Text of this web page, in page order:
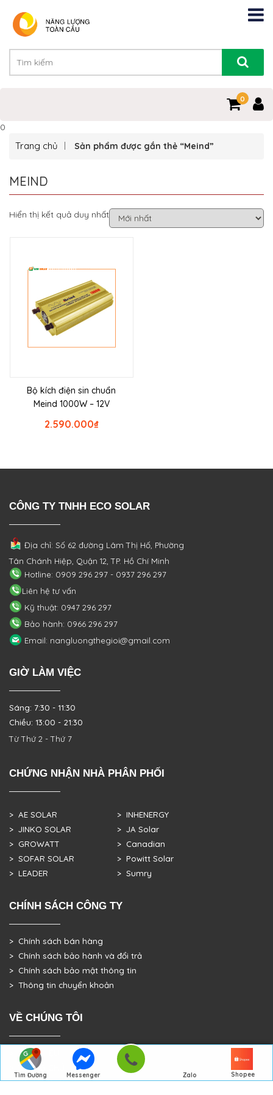
0
Tìm Đường
Messenger
Zalo Shopee
0
Trang chủ Sản phẩm được gắn thẻ “Meind”
MEIND
Hiển thị kết quả duy nhất
Bộ kích điện sin chuẩn
Meind 1000W – 12V
₫
2.590.000
CÔNG TY TNHH ECO SOLAR
Địa chỉ: Số 62 đường Lâm Thị Hố, Phường
Tân Chánh Hiệp, Quận 12, TP. Hồ Chí Minh
Hotline: 0909 296 297 - 0937 296 297
Liên hệ tư vấn
Kỹ thuật: 0947 296 297
Bảo hành: 0966 296 297
Email: nangluongthegioi@gmail.com
GIỜ LÀM VIỆC
Sáng: 7:30 - 11:30
Chiều: 13:00 - 21:30
Từ Thứ 2 - Thứ 7
CHỨNG NHẬN NHÀ PHÂN PHỐI
> AE SOLAR
> JINKO SOLAR
> GROWATT
> SOFAR SOLAR
> LEADER
> INHENERGY
> JA Solar
> Canadian
> Powitt Solar
> Sumry
CHÍNH SÁCH CÔNG TY
> Chính sách bán hàng
> Chính sách bảo hành và đổi trả
> Chính sách bảo mật thông tin
> Thông tin chuyển khoản
VỀ CHÚNG TÔI
> GIỚI THIỆU
> TRANG CHỦ
> DỰ ÁN THỰC TẾ